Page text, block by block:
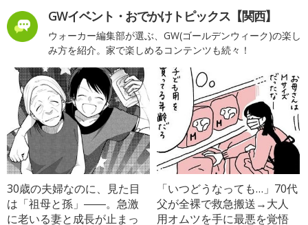
GWイベント・おでかけトピックス【関西】
ウォーカー編集部が選ぶ、GW(ゴールデンウィーク)の楽し
み方を紹介。家で楽しめるコンテンツも続々！
30歳の夫婦なのに、見た目
は「祖母と孫」――。急激
に老いる妻と成長が止まっ
「いつどうなっても…」70代
父が全裸で救急搬送→大人
用オムツを手に最悪を覚悟